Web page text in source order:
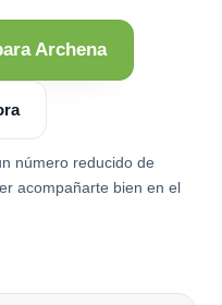
Archena
número reducido de
acompañarte bien en el